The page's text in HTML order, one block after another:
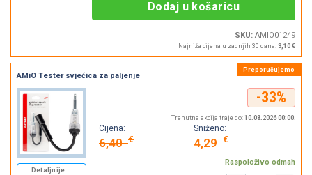
Dodaj u košaricu
SKU: AMIO01249
Najniža cijena u zadnjih 30 dana: 3,10 €
Detaljnije...
AMiO Tester svjećica za paljenje
-33%
Trenutna akcija traje do: 10.08.2026 00:00.
Cijena:
6,40€
Sniženo:
4,29 €
Raspoloživo odmah